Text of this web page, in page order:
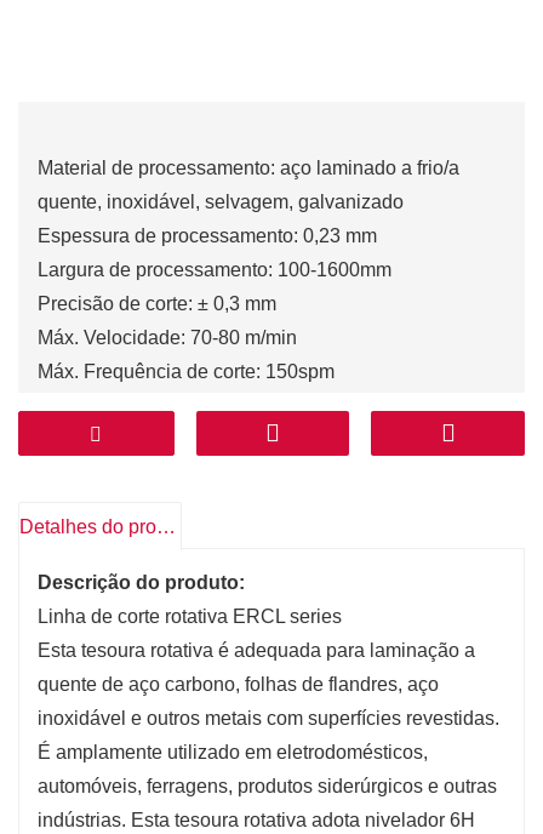
Material de processamento: aço laminado a frio/a
quente, inoxidável, selvagem, galvanizado
Espessura de processamento: 0,23 mm
Largura de processamento: 100-1600mm
Precisão de corte: ± 0,3 mm
Máx. Velocidade: 70-80 m/min
Máx. Frequência de corte: 150spm
Detalhes do produto
Descrição do produto:
Linha de corte rotativa ERCL series
Esta tesoura rotativa é adequada para laminação a
quente de aço carbono, folhas de flandres, aço
inoxidável e outros metais com superfícies revestidas.
É amplamente utilizado em eletrodomésticos,
automóveis, ferragens, produtos siderúrgicos e outras
indústrias. Esta tesoura rotativa adota nivelador 6H